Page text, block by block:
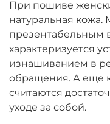
При пошиве
натуральная кожа.
презентабельным
характеризуется
изнашиванием в
обращения. А еще
считаются
уходе за собой.